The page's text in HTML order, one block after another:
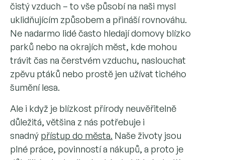
čistý vzduch – to vše působí na naši mysl
uklidňujícím způsobem a přináší rovnováhu.
Ne nadarmo lidé často hledají domovy blízko
parků nebo na okrajích měst, kde mohou
trávit čas na čerstvém vzduchu, naslouchat
zpěvu ptáků nebo prostě jen užívat tichého
šumění lesa.
Ale i když je blízkost přírody neuvěřitelně
důležitá, většina z nás potřebuje i
snadný přístup do města. Naše životy jsou
plné práce, povinností a nákupů, a proto je